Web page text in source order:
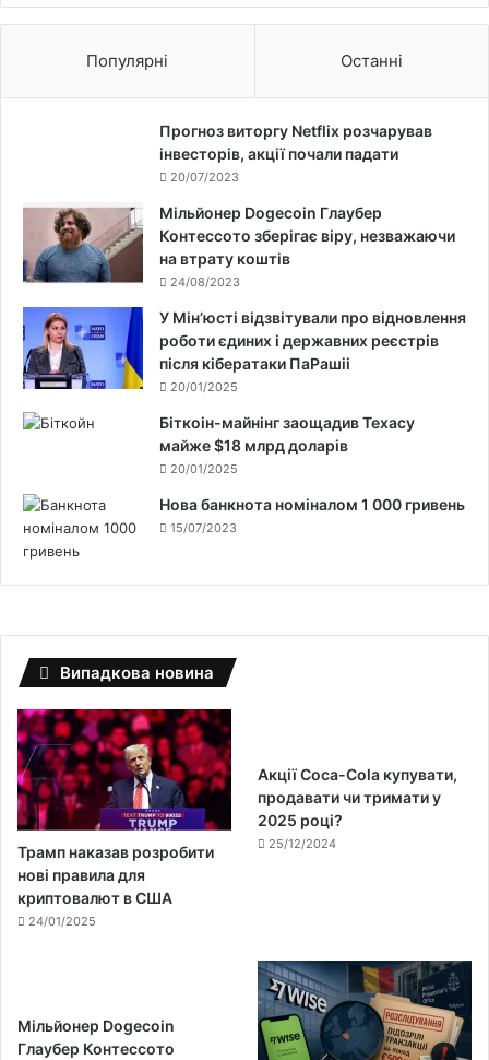
Популярні Останні
Прогноз виторгу Netflix розчарував
інвесторів, акції почали падати
20/07/2023
Мільйонер Dogecoin Глаубер
Контессото зберігає віру, незважаючи
на втрату коштів
24/08/2023
У Мін’юсті відзвітували про відновлення
роботи єдиних і державних реєстрів
після кібератаки ПаРашіі
20/01/2025
Біткоін-майнінг заощадив Техасу
майже $18 млрд доларів
20/01/2025
Нова банкнота номіналом 1 000 гривень
15/07/2023
Випадкова новина
Трамп наказав розробити
нові правила для
криптовалют в США
24/01/2025
Акції Coca-Cola купувати,
продавати чи тримати у
2025 році?
25/12/2024
Мільйонер Dogecoin
Глаубер Контессото